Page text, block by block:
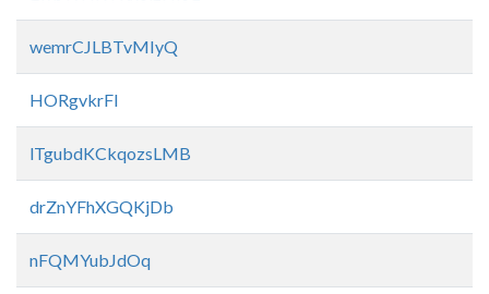
wemrCJLBTvMIyQ
HORgvkrFl
lTgubdKCkqozsLMB
drZnYFhXGQKjDb
nFQMYubJdOq